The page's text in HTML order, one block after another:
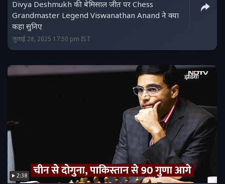
Divya Deshmukh की बेमिसाल जीत पर Chess
Grandmaster Legend Viswanathan Anand ने क्या
कहा सुनिए
जुलाई 28, 2025 17:50 pm IST
2:38